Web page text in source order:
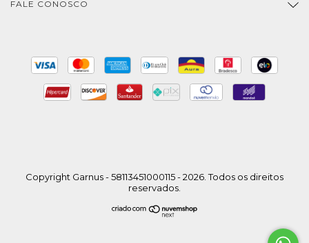
FALE CONOSCO
Copyright Garnus - 58113451000115 - 2026. Todos os direitos
reservados.